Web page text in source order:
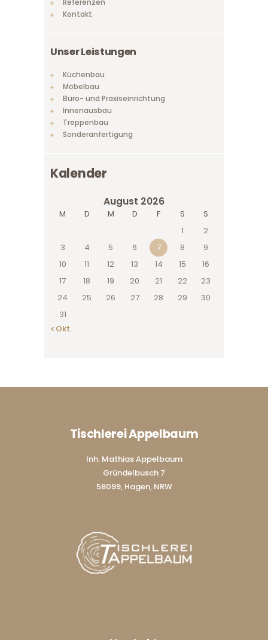
Referenzen
Kontakt
Unser Leistungen
Küchenbau
Möbelbau
Büro- und Praxiseinrichtung
Innenausbau
Treppenbau
Sonderanfertigung
Kalender
August 2026
M D M D F S
S
1
2
3
4 5 6 7 8
9
10
11 12 13 14 15
16
17
18 19 20 21 22
23
24
25 26 27 28 29
30
31
« Okt.
Tischlerei Appelbaum
Inh. Mathias Appelbaum
Gründelbusch 7
58099, Hagen, NRW